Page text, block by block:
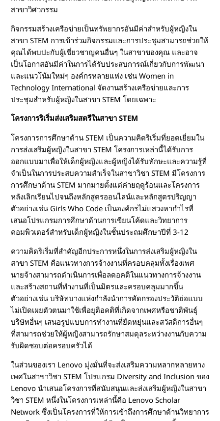
สาขาวิศวกรรม
กิจกรรมสร้างเครือข่ายเป็นทรัพยากรอันมีค่าสำหรับผู้หญิงใน
สาขา STEM การเข้าร่วมกิจกรรมและการประชุมสามารถช่วยให้
คุณได้พบปะกับผู้เชี่ยวชาญคนอื่นๆ ในสาขาของคุณ และอาจ
เป็นโอกาสอันมีค่าในการได้รับประสบการณ์เกี่ยวกับการพัฒนา
และแนวโน้มใหม่ๆ องค์กรหลายแห่ง เช่น Women in
Technology International จัดงานสร้างเครือข่ายและการ
ประชุมสำหรับผู้หญิงในสาขา STEM โดยเฉพาะ
โครงการริเริ่มส่งเสริมสตรีในสาขา STEM
โครงการการศึกษาด้าน STEM เป็นความคิดริเริ่มที่ยอดเยี่ยมใน
การส่งเสริมผู้หญิงในสาขา STEM โครงการเหล่านี้ได้รับการ
ออกแบบมาเพื่อให้เด็กผู้หญิงและผู้หญิงได้รับทักษะและความรู้ที่
จำเป็นในการประสบความสำเร็จในสาขาวิชา STEM มีโครงการ
การศึกษาด้าน STEM มากมายตั้งแต่ค่ายฤดูร้อนและโครงการ
หลังเลิกเรียนไปจนถึงหลักสูตรออนไลน์และหลักสูตรปริญญา
ตัวอย่างเช่น Girls Who Code เป็นองค์กรไม่แสวงหากำไรที่
เสนอโปรแกรมการศึกษาด้านการเขียนโค้ดและวิทยาการ
คอมพิวเตอร์สำหรับเด็กผู้หญิงในชั้นประถมศึกษาปีที่ 3-12
ความคิดริเริ่มที่สำคัญอีกประการหนึ่งในการส่งเสริมผู้หญิงใน
สาขา STEM คือแนวทางการจ้างงานที่ครอบคลุมทั้งเรื่องเพศ
นายจ้างสามารถดำเนินการเพื่อลดอคติในแนวทางการจ้างงาน
และสร้างสถานที่ทำงานที่เป็นมิตรและครอบคลุมมากขึ้น
ตัวอย่างเช่น บริษัทบางแห่งกำลังนำการคัดกรองประวัติย่อแบบ
ไม่เปิดเผยตัวตนมาใช้เพื่อยุติอคติที่เกิดจากเพศหรือชาติพันธุ์
บริษัทอื่นๆ เสนอรูปแบบการทำงานที่ยืดหยุ่นและสวัสดิการอื่นๆ
ที่สามารถช่วยให้ผู้หญิงสามารถรักษาสมดุลระหว่างงานกับความ
รับผิดชอบต่อครอบครัวได้
ในส่วนของเรา Lenovo มุ่งมั่นที่จะส่งเสริมความหลากหลายทาง
เพศในสาขาวิชา STEM โปรแกรม Diversity and Inclusion ของ
Lenovo นำเสนอโครงการที่สนับสนุนและส่งเสริมผู้หญิงในสาขา
วิชา STEM หนึ่งในโครงการเหล่านี้คือ Lenovo Scholar
Network ซึ่งเป็นโครงการที่ให้การเข้าถึงการศึกษาด้านวิทยาการ